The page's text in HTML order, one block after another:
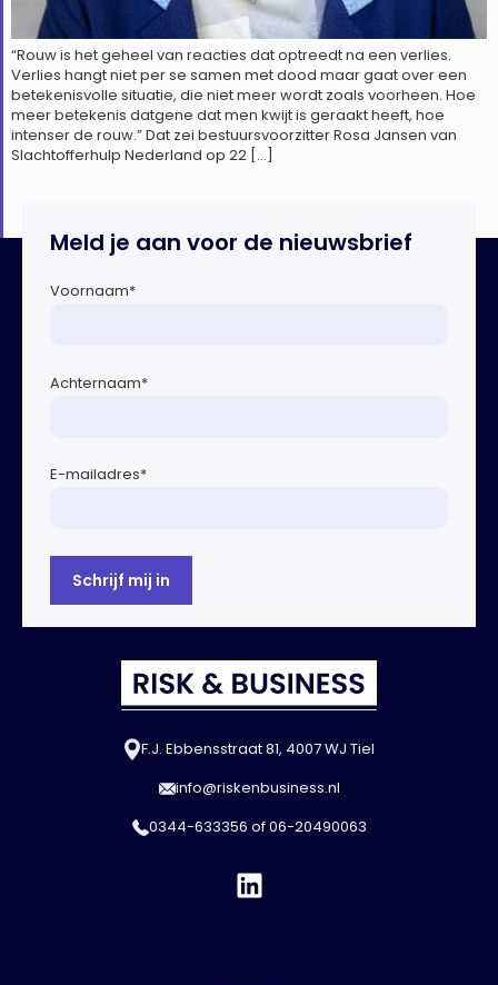
“Rouw is het geheel van reacties dat optreedt na een verlies.
Verlies hangt niet per se samen met dood maar gaat over een
betekenisvolle situatie, die niet meer wordt zoals voorheen. Hoe
meer betekenis datgene dat men kwijt is geraakt heeft, hoe
intenser de rouw.” Dat zei bestuursvoorzitter Rosa Jansen van
Slachtofferhulp Nederland op 22 […]
Meld je aan voor de nieuwsbrief
Voornaam*
Achternaam*
E-mailadres*
F.J. Ebbensstraat 81, 4007 WJ Tiel
info@riskenbusiness.nl
0344-633356 of06-20490063